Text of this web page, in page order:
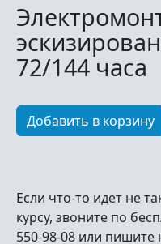
72/144 часа
Если что-то идет не
курсу, звоните по
550-98-08 или пишите